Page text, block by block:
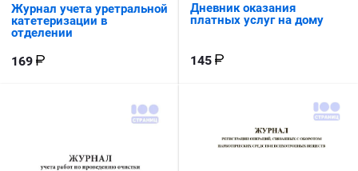
Журнал учета уретральной
катетеризации в
отделении
169
Дневник оказания
платных услуг на дому
145